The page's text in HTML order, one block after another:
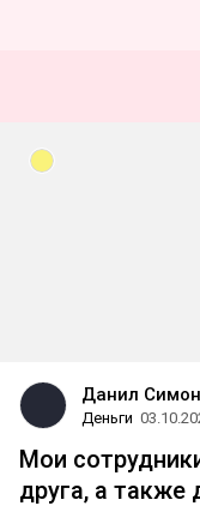
Данил
Деньги
Мои
друга, а также